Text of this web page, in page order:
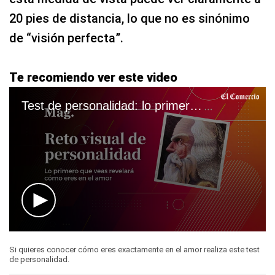
20 pies de distancia, lo que no es sinónimo
de “visión perfecta”.
Te recomiendo ver este video
Test de personalidad: lo primero que ves te dirá cómo eres en el amor
seconds
of
2
Si quieres conocer cómo eres exactamente en el amor realiza este test
de personalidad.